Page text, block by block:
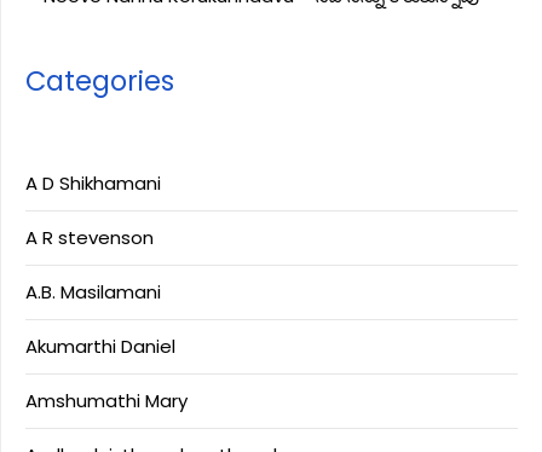
Categories
A D Shikhamani
A R stevenson
A.B. Masilamani
Akumarthi Daniel
Amshumathi Mary